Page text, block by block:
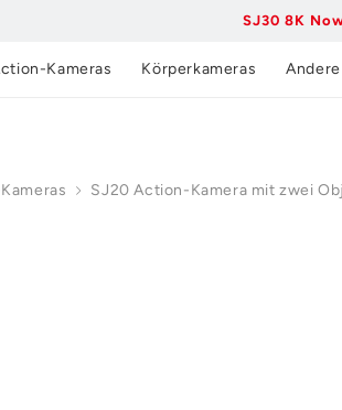
SJ30 8K
Kameras Körperkameras
SJ20 Action-Kamera mit zwei